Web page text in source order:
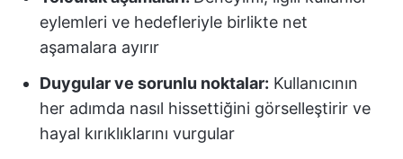
eylemleri ve hedefleriyle birlikte net
aşamalara ayırır
Duygular ve sorunlu noktalar: Kullanıcının
her adımda nasıl hissettiğini görselleştirir ve
hayal kırıklıklarını vurgular